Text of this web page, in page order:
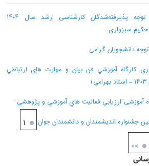
قابل توجه پذیرفته‌شدگان کارشناسی ارشد سال ۱۴۰۴
حکیم سبزواری
دانشجویان گرامی
کارگاه آموزشي فن بيان و مهارت هاي ارتباطي
آموزشی”ارزيابي فعاليت هاي آموزشي و پژوهشي “
جشنواره انديشمندان و دانشمندان جوان
۱
>>